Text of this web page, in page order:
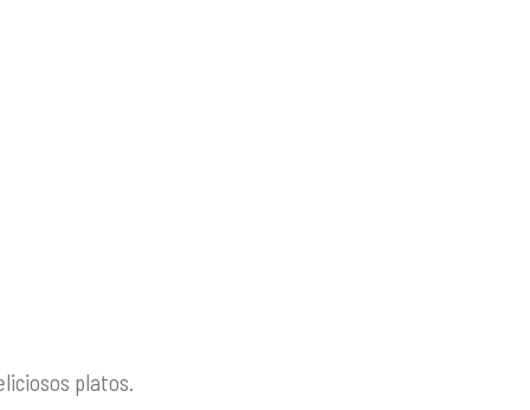
platos.